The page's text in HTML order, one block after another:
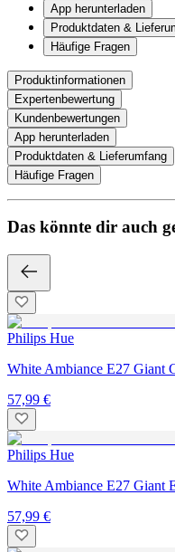
App herunterladen
Produktdaten &
Häufige Fragen
Produktinformationen
Expertenbewertung
Kundenbewertungen
App herunterladen
Produktdaten & Lieferumfang
Häufige Fragen
Das könnte dir auch
Philips Hue
White Ambiance E27 Giant
57,99 €
Philips Hue
White Ambiance E27 Giant
57,99 €